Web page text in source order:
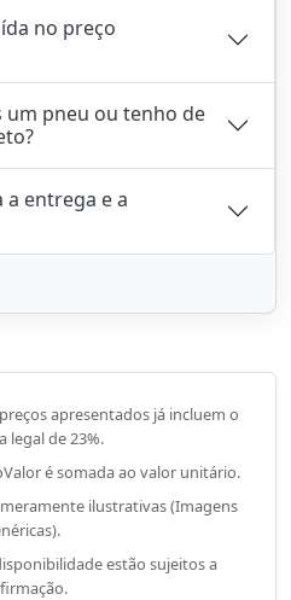
no preço
um pneu ou tenho de
entrega e a
apresentados já incluem o
legal de 23%.
é somada ao valor unitário.
ilustrativas (Imagens
estão sujeitos a